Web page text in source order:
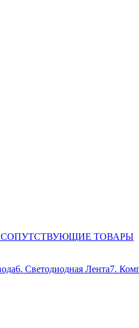
СОПУТСТВУЮЩИЕ ТОВАРЫ
6. Светодиодная Лента7.